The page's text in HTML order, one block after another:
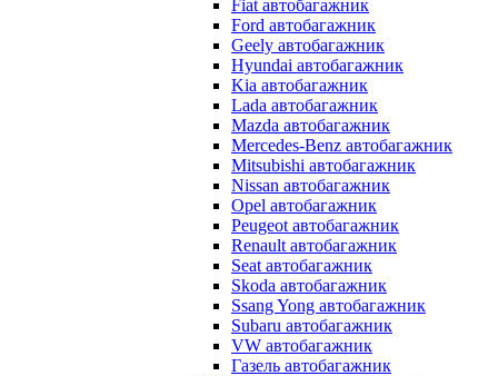
Fiat автобагажник
Ford автобагажник
Geely автобагажник
Hyundai автобагажник
Kia автобагажник
Lada автобагажник
Mazda автобагажник
Mercedes-Benz автобагажник
Mitsubishi автобагажник
Nissan автобагажник
Opel автобагажник
Peugeot автобагажник
Renault автобагажник
Seat автобагажник
Skoda автобагажник
Ssang Yong автобагажник
Subaru автобагажник
VW автобагажник
Газель автобагажник